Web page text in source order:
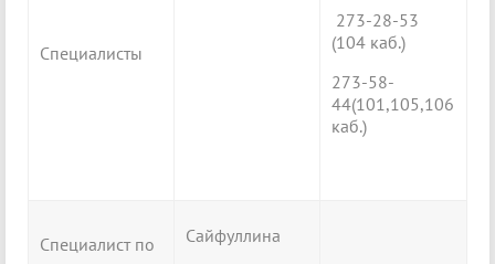
Специалисты
273-28-53
(104 каб.)
273-58-
44(101,105,106
каб.)
Специалист по
Сайфуллина